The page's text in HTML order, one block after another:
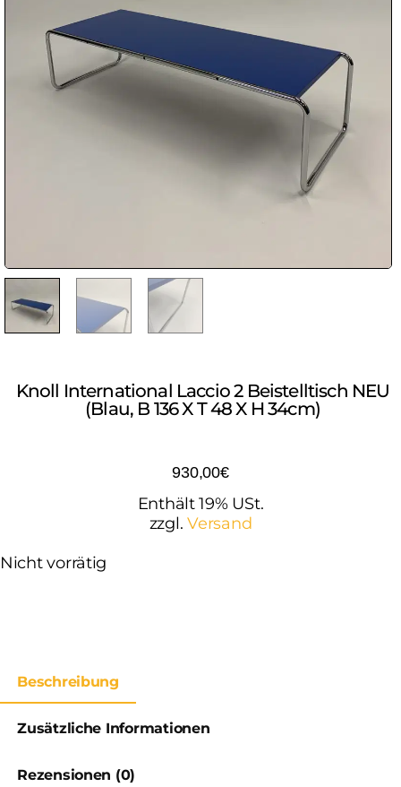
Knoll International Laccio 2 Beistelltisch NEU
(Blau, B 136 X T 48 X H 34cm)
930,00€
Enthält 19% USt.
zzgl.Versand
Nicht vorrätig
Beschreibung
Zusätzliche Informationen
Rezensionen (0)